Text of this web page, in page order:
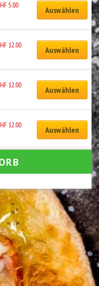
5.00 Auswählen
12.00 Auswählen
12.00 Auswählen
12.00 Auswählen